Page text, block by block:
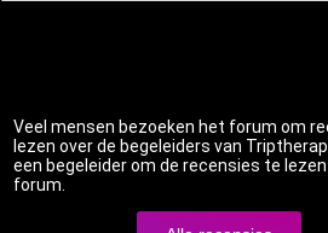
Veel mensen bezoeken het forum om
lezen over de begeleiders van
een begeleider om de recensies te
forum.